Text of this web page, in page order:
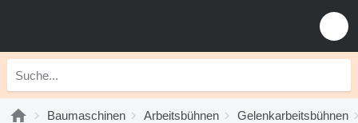
Baumaschinen Arbeitsbühnen Gelenkarbeitsbühnen